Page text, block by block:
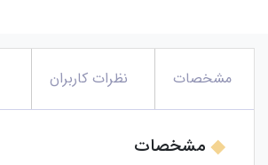
مشخصات نظرات کاربران
مشخصات